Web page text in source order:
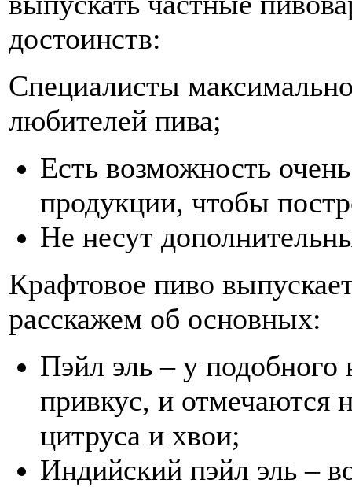
достоинств:
Специалисты
любителей пива;
Есть возможность
продукции, чтобы
Не несут
Крафтовое пиво
расскажем об основных:
Пэйл эль – у подобного
привкус, и отмечаются
цитруса и хвои;
Индийский пэйл эль –